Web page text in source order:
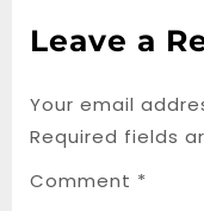
Leave a
Your email
Required fields
Comment *